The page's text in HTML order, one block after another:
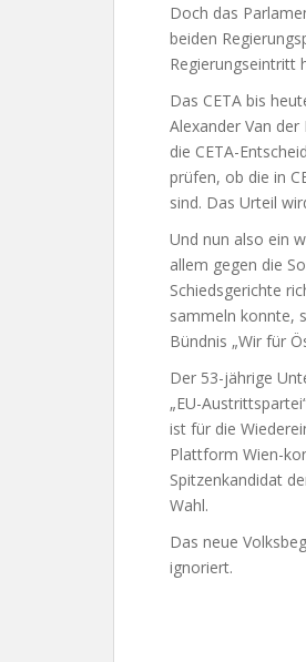
Doch das
beiden
Regierungseintritt
Das CETA bis
Alexander Van
die CETA-
prüfen, ob die in
sind. Das Urteil
Und nun also ein
allem gegen die
Schiedsgerichte
sammeln konnte,
Bündnis „Wir für
Der 53-jährige
„EU-
ist für die
Plattform Wien-
Spitzenkandidat
Wahl.
Das neue
ignoriert.